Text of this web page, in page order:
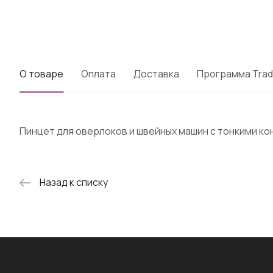
О товаре Оплата Доставка Программа
Пинцет для оверлоков и швейных машин с тонкими
Назад к списку